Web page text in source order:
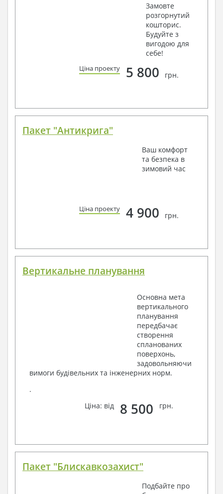
Замовте
розгорнутий
кошторис.
Будуйте з
вигодою для
себе!
Ціна проекту 5 800 грн.
Пакет "Антикрига"
Ваш комфорт
та безпека в
зимовий час
Ціна проекту 4 900 грн.
Вертикальне планування
Основна мета
вертикального
планування
передбачає
створення
спланованих
поверхонь,
задовольняючи
вимоги будівельних та інженерних норм.
.
Ціна: від
8 500 грн.
Пакет "Блискавкозахист"
Подбайте про